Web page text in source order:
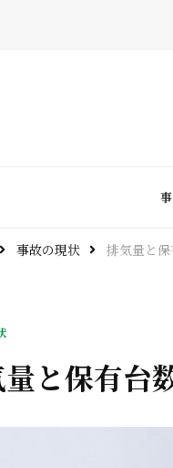
事故の現状 排気量と
と保有台